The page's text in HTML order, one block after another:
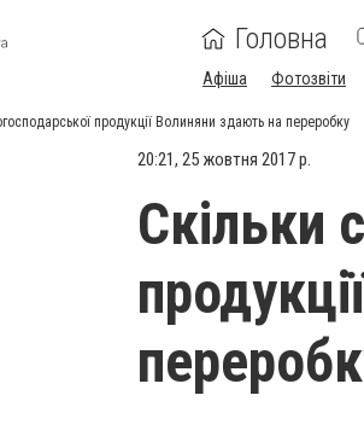
Головна
Афіша Фотозвіти
продукції Волиняни здають на переробку
20:21, 25 жовтня 2017 р.
Скільки